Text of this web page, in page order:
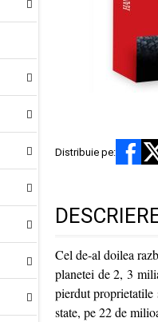
Distribuie pe:
Cel de-al doilea
planetei de 2, 3
pierdut proprietatile
state, pe 22 de